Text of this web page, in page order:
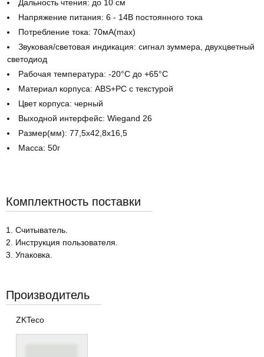
Дальность чтения: до 10 см
Напряжение питания: 6 - 14В постоянного тока
Потребление тока: 70мA(max)
Звуковая/световая индикация: сигнал зуммера, двухцветный
светодиод
Рабочая температура: -20°С до +65°С
Материал корпуса: ABS+PC с текстурой
Цвет корпуса: черный
Выходной интерфейс: Wiegand 26
Размер(мм): 77,5х42,8х16,5
Масса: 50г
Комплектность поставки
1. Считыватель.
2. Инструкция пользователя.
3. Упаковка.
Производитель
ZKTeco